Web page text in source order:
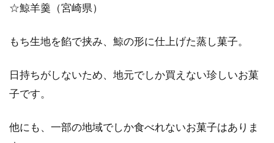
☆鯨羊羹（宮崎県）
もち生地を餡で挟み、鯨の形に仕上げた蒸し菓子。
日持ちがしないため、地元でしか買えない珍しいお菓
子です。
他にも、一部の地域でしか食べれないお菓子はありま